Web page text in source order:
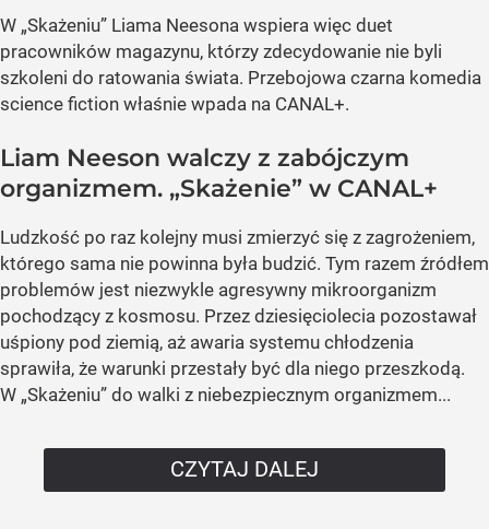
W „Skażeniu” Liama Neesona wspiera więc duet
pracowników magazynu, którzy zdecydowanie nie byli
szkoleni do ratowania świata. Przebojowa czarna komedia
science fiction właśnie wpada na CANAL+.
Liam Neeson walczy z zabójczym
organizmem. „Skażenie” w CANAL+
Ludzkość po raz kolejny musi zmierzyć się z zagrożeniem,
którego sama nie powinna była budzić. Tym razem źródłem
problemów jest niezwykle agresywny mikroorganizm
pochodzący z kosmosu. Przez dziesięciolecia pozostawał
uśpiony pod ziemią, aż awaria systemu chłodzenia
sprawiła, że warunki przestały być dla niego przeszkodą.
W „Skażeniu” do walki z niebezpiecznym organizmem...
CZYTAJ DALEJ